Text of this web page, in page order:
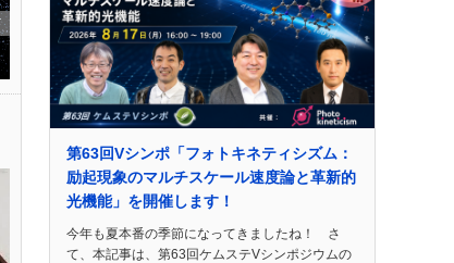
第63回Vシンポ「フォトキネティシズム：
励起現象のマルチスケール速度論と革新的
光機能」を開催します！
今年も夏本番の季節になってきましたね！ さ
て、本記事は、第63回ケムステVシンポジウムの